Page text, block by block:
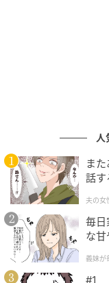
民間では自動運
でおり、国も物流
置義務化などの対
住宅地とイン
住宅地指数の「現
77.7、名古屋圏が
人
ま
話す
夫の女
毎日
な
が】
義妹が
#1